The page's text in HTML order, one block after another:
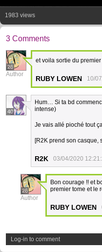
1983 views
3 Comments
26
Author
et voila sortie du
RUBY LOWEN 10/
40
Hum… Si ta bd
intense)
Je vais allé pioché tout
[R2K prend son casque,
R2K 03/04/2020
26
Author
Bon courage !! et
premier tome et le
RUBY LOWEN
Log-in to comment